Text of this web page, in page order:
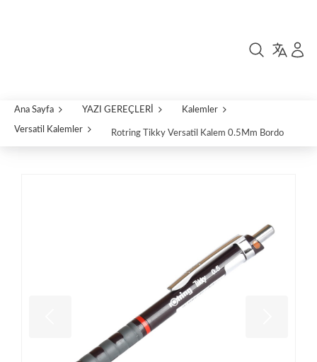
Ana Sayfa YAZI GEREÇLERİ Kalemler
Versatil Kalemler Rotring Tikky Versatil Kalem 0.5Mm Bordo